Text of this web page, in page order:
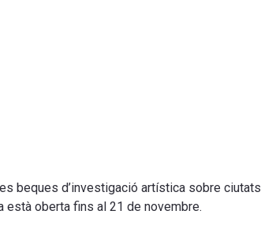
beques d’investigació artística sobre ciutats
està oberta fins al 21 de novembre.